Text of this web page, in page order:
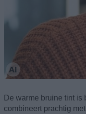
De warme bruine tint is
combineert prachtig